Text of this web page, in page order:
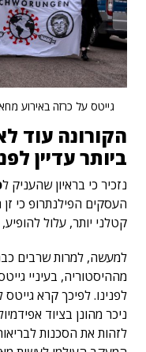
גייטס על כרזה באירוע
הקורונה עוד
ביותר עדיין
נזכיר כי בראיון שהעניק ל
העסקים הפילנתרופ כי
קטלני יותר, עלול
למעשה, למרות שרבים
מההיסטוריה, בעיניי
לפנינו. לפיכך קרא
ניכר מהונן בציוד
לזהות את הסכנות